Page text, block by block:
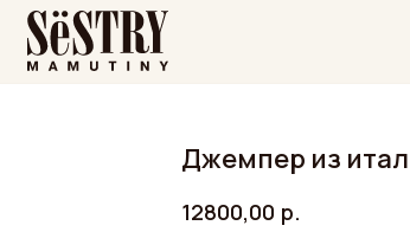
Джемпер из
12800,00 р.